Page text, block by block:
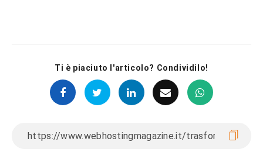
Ti è piaciuto l'articolo? Condividilo!